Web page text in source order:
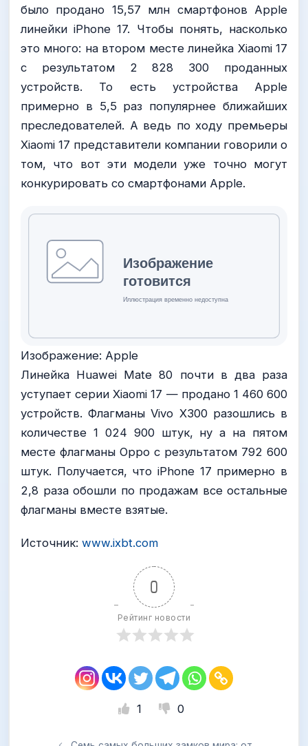
было продано 15,57 млн смартфонов Apple
линейки iPhone 17. Чтобы понять, насколько
это много: на втором месте линейка Xiaomi 17
с результатом 2 828 300 проданных
устройств. То есть устройства Apple
примерно в 5,5 раз популярнее ближайших
преследователей. А ведь по ходу премьеры
Xiaomi 17 представители компании говорили о
том, что вот эти модели уже точно могут
конкурировать со смартфонами Apple.
Изображение: Apple
Линейка Huawei Mate 80 почти в два раза
уступает серии Xiaomi 17 — продано 1 460 600
устройств. Флагманы Vivo X300 разошлись в
количестве 1 024 900 штук, ну а на пятом
месте флагманы Oppo с результатом 792 600
штук. Получается, что iPhone 17 примерно в
2,8 раза обошли по продажам все остальные
флагманы вместе взятые.
Источник: www.ixbt.com
0
Рейтинг новости
1 0